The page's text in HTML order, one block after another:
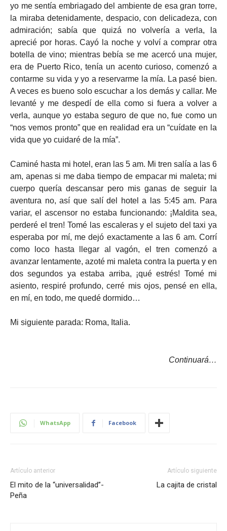
yo me sentía embriagado del ambiente de esa gran torre,
la miraba detenidamente, despacio, con delicadeza, con
admiración; sabía que quizá no volvería a verla, la
aprecié por horas. Cayó la noche y volví a comprar otra
botella de vino; mientras bebía se me acercó una mujer,
era de Puerto Rico, tenía un acento curioso, comenzó a
contarme su vida y yo a reservarme la mía. La pasé bien.
A veces es bueno solo escuchar a los demás y callar. Me
levanté y me despedí de ella como si fuera a volver a
verla, aunque yo estaba seguro de que no, fue como un
“nos vemos pronto” que en realidad era un “cuídate en la
vida que yo cuidaré de la mía”.
Caminé hasta mi hotel, eran las 5 am. Mi tren salía a las 6
am, apenas si me daba tiempo de empacar mi maleta; mi
cuerpo quería descansar pero mis ganas de seguir la
aventura no, así que salí del hotel a las 5:45 am. Para
variar, el ascensor no estaba funcionando: ¡Maldita sea,
perderé el tren! Tomé las escaleras y el sujeto del taxi ya
esperaba por mí, me dejó exactamente a las 6 am. Corrí
como loco hasta llegar al vagón, el tren comenzó a
avanzar lentamente, azoté mi maleta contra la puerta y en
dos segundos ya estaba arriba, ¡qué estrés! Tomé mi
asiento, respiré profundo, cerré mis ojos, pensé en ella,
en mí, en todo, me quedé dormido…
Mi siguiente parada: Roma, Italia.
Continuará…
WhatsApp Facebook
Artículo anterior
El mito de la “universalidad”-
Peña
Artículo siguiente
La cajita de cristal